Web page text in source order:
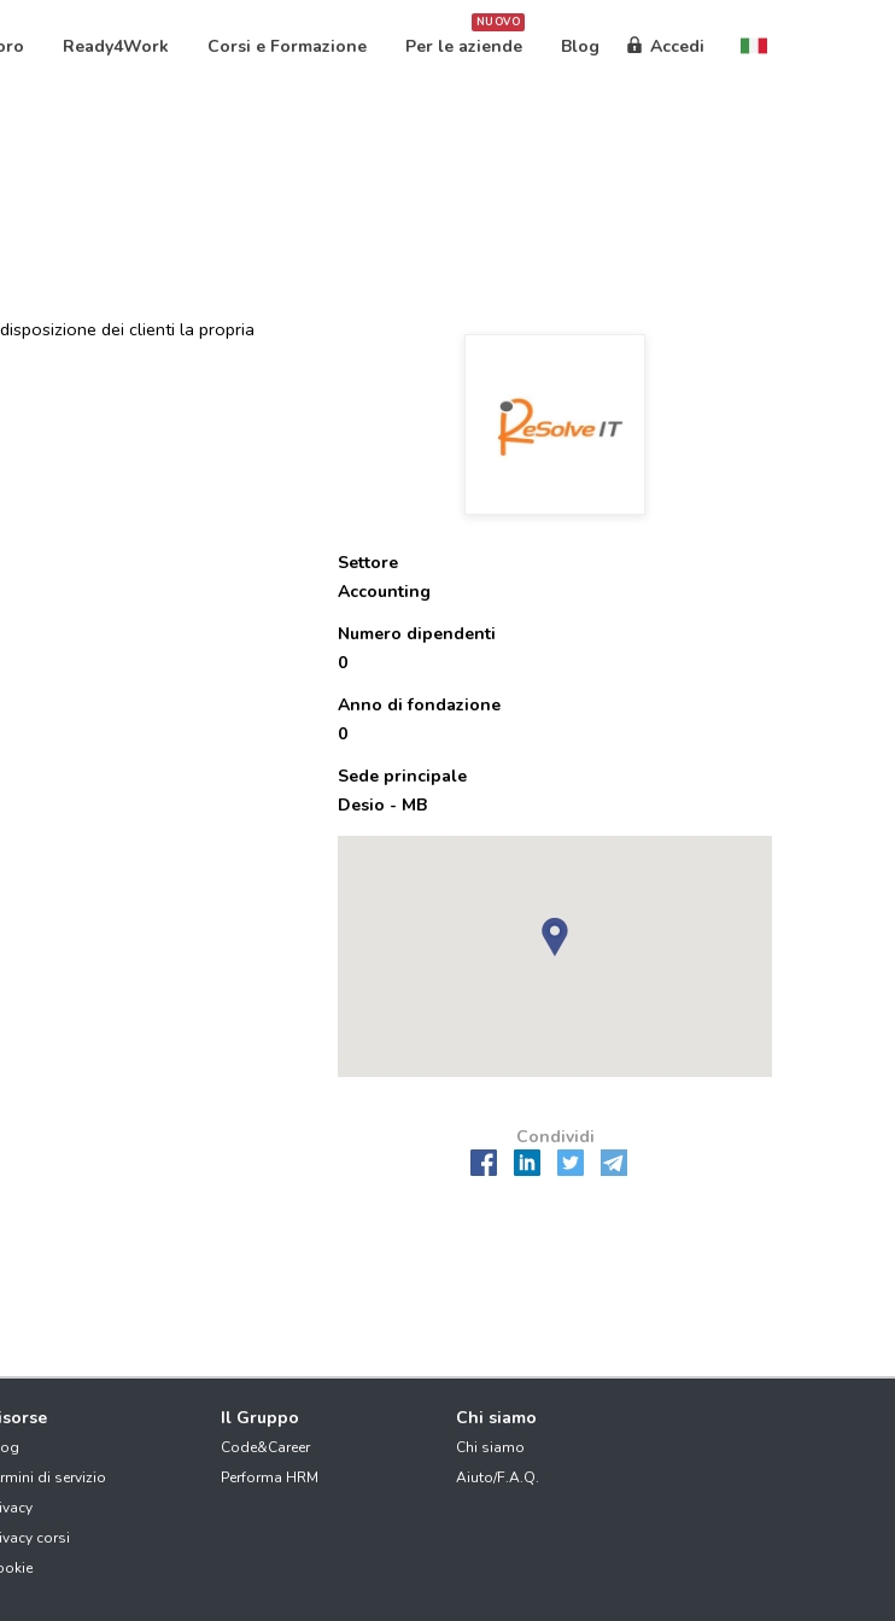
Ready4Work Corsi e Formazione
NUOVO
Per le aziende Blog Accedi
dei clienti la propria
Settore
Accounting
Numero dipendenti
0
Anno di fondazione
0
Sede principale
Desio - MB
Condividi
di servizio
corsi
Il Gruppo
Code&Career
Performa HRM
Chi siamo
Chi siamo
Aiuto/F.A.Q.